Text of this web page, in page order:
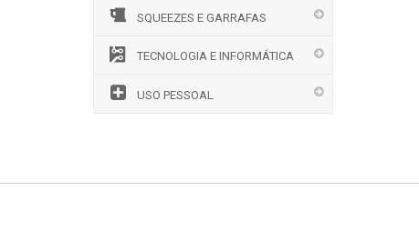
SQUEEZES E GARRAFAS
TECNOLOGIA E INFORMÁTICA
USO PESSOAL